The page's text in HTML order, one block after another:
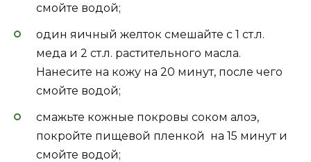
смойте водой;
один яичный желток смешайте с 1 ст.л.
меда и 2 ст.л. растительного масла.
Нанесите на кожу на 20 минут, после чего
смойте водой;
смажьте кожные покровы соком алоэ,
покройте пищевой пленкой на 15 минут и
смойте водой;